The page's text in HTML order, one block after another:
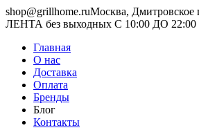
shop@grillhome.ruМосква,
ЛЕНТА без выходных С 10:00 ДО 22:00
Главная
О нас
Доставка
Оплата
Бренды
Блог
Контакты